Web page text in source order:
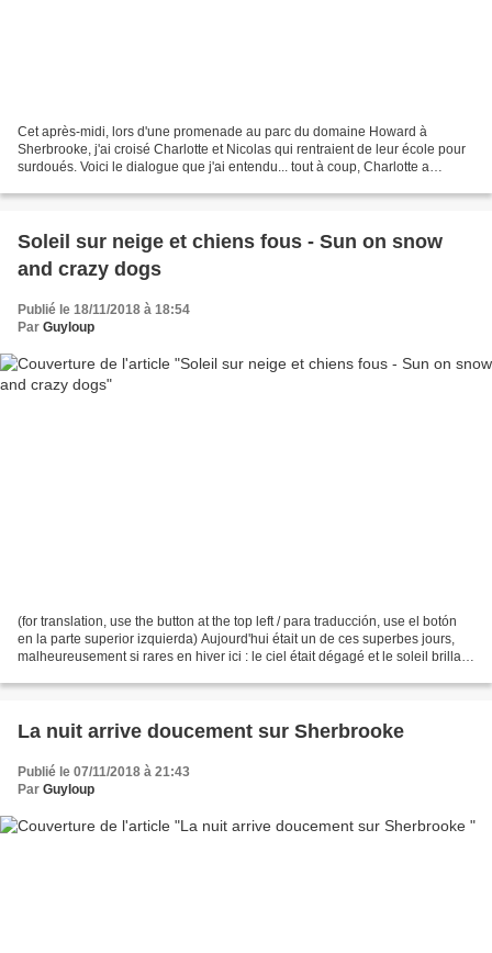
Cet après-midi, lors d'une promenade au parc du domaine Howard à
Sherbrooke, j'ai croisé Charlotte et Nicolas qui rentraient de leur école pour
surdoués. Voici le dialogue que j'ai entendu... tout à coup, Charlotte a
Soleil sur neige et chiens fous - Sun on snow
and crazy dogs
Publié le 18/11/2018 à 18:54
Par Guyloup
(for translation, use the button at the top left / para traducción, use el botón
en la parte superior izquierda) Aujourd'hui était un de ces superbes jours,
malheureusement si rares en hiver ici : le ciel était dégagé et le soleil brillait.
La nuit arrive doucement sur Sherbrooke
Publié le 07/11/2018 à 21:43
Par Guyloup